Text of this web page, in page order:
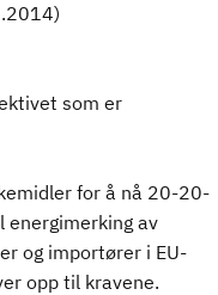
som er
for å nå 20-20-
av
og importører i EU-
opp til kravene.